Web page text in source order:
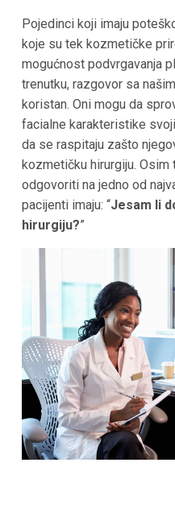
Pojedinci koji imaju
koje su tek kozmetičke
mogućnost podvrgavanja
trenutku, razgovor sa
koristan. Oni mogu da
facialne karakteristike
da se raspitaju zašto
kozmetičku hirurgiju. Osim
odgovoriti na jedno od
pacijenti imaju: “Jesam li
hirurgiju?”